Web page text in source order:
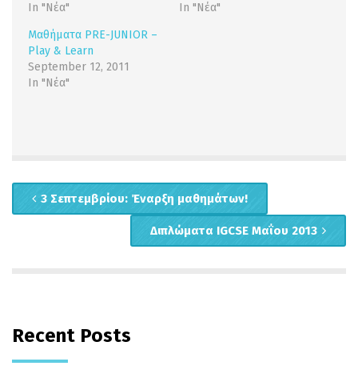
In "Νέα"
In "Νέα"
Μαθήματα PRE-JUNIOR –
Play & Learn
September 12, 2011
In "Νέα"
3 Σεπτεμβρίου: Έναρξη μαθημάτων!
Διπλώματα IGCSE Μαΐου 2013
Recent Posts